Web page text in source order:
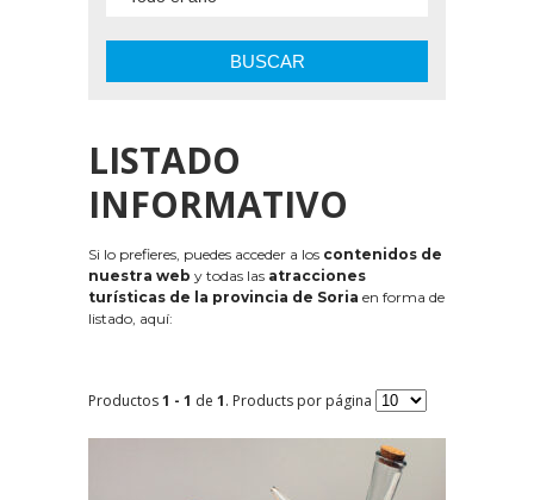
BUSCAR
LISTADO
INFORMATIVO
Si lo prefieres, puedes acceder a los contenidos de
nuestra web y todas las atracciones
turísticas de la provincia de Soria en forma de
listado, aquí:
Productos1 - 1 de 1. Products por página